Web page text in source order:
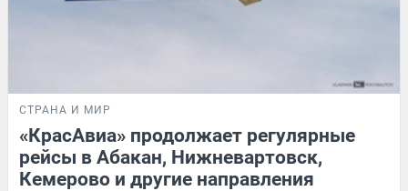
СТРАНА И МИР
«КрасАвиа» продолжает регулярные
рейсы в Абакан, Нижневартовск,
Кемерово и другие направления